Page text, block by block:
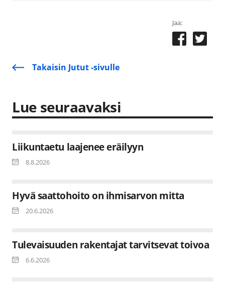
Jaa:
Takaisin Jutut -sivulle
Lue seuraavaksi
Liikuntaetu laajenee eräilyyn
8.8.2026
Hyvä saattohoito on ihmisarvon mitta
20.6.2026
Tulevaisuuden rakentajat tarvitsevat toivoa
6.6.2026